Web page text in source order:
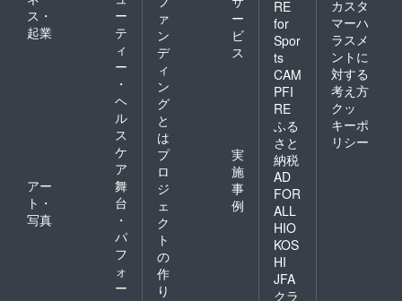
ス・
起業
ー
テ
ィ
ー
・
ヘ
ル
ス
ケ
ア
アー
ト・
写真
舞
台
・
パ
フ
ォ
ー
ァ
ン
デ
ィ
ン
グ
と
は
ー
ビ
ス
プ
ロ
ジ
ェ
ク
ト
の
作
り
実
施
事
例
RE
for
Spor
ts
CAM
PFI
RE
ふる
さと
納税
AD
FOR
ALL
HIO
KOS
HI
JFA
クラ
カスタ
マーハ
ラスメ
ントに
対する
考え方
クッ
キーポ
リシー